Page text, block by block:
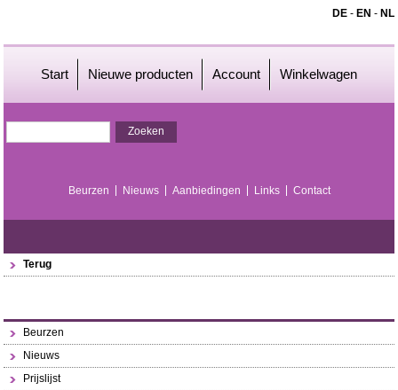
DE- EN - NL
Start Nieuwe producten Account Winkelwagen
Beurzen Nieuws Aanbiedingen Links Contact
Terug
Beurzen
Nieuws
Prijslijst